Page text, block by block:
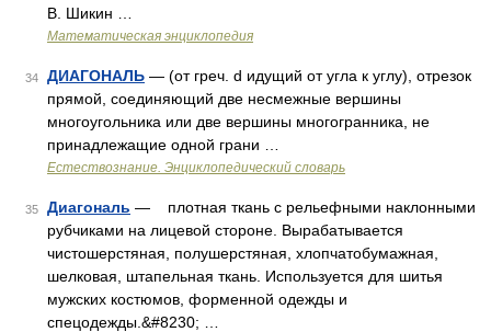
В. Шикин …
Математическая энциклопедия
34 ДИАГОНАЛЬ — (от греч. d идущий от угла к углу), отрезок
прямой, соединяющий две несмежные вершины
многоугольника или две вершины многогранника, не
принадлежащие одной грани …
Естествознание. Энциклопедический словарь
35 Диагональ — плотная ткань с рельефными наклонными
рубчиками на лицевой стороне. Вырабатывается
чистошерстяная, полушерстяная, хлопчатобумажная,
шелковая, штапельная ткань. Используется для шитья
мужских костюмов, форменной одежды и
спецодежды.&#8230; …